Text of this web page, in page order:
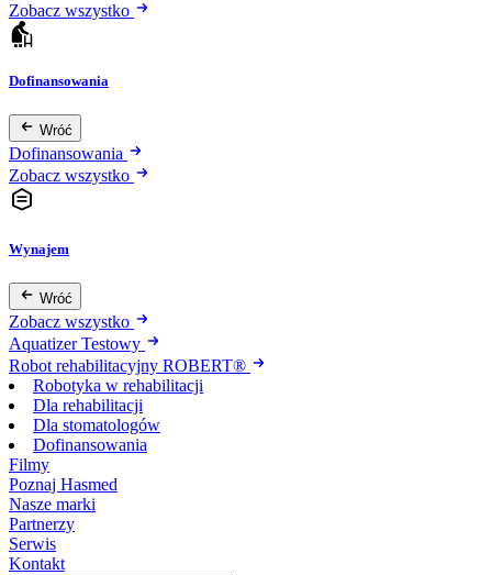
Zobacz wszystko
Dofinansowania
Wróć
Dofinansowania
Zobacz wszystko
Wynajem
Wróć
Zobacz wszystko
Aquatizer Testowy
Robot rehabilitacyjny ROBERT®
Robotyka w rehabilitacji
Dla rehabilitacji
Dla stomatologów
Dofinansowania
Filmy
Poznaj Hasmed
Nasze marki
Partnerzy
Serwis
Kontakt